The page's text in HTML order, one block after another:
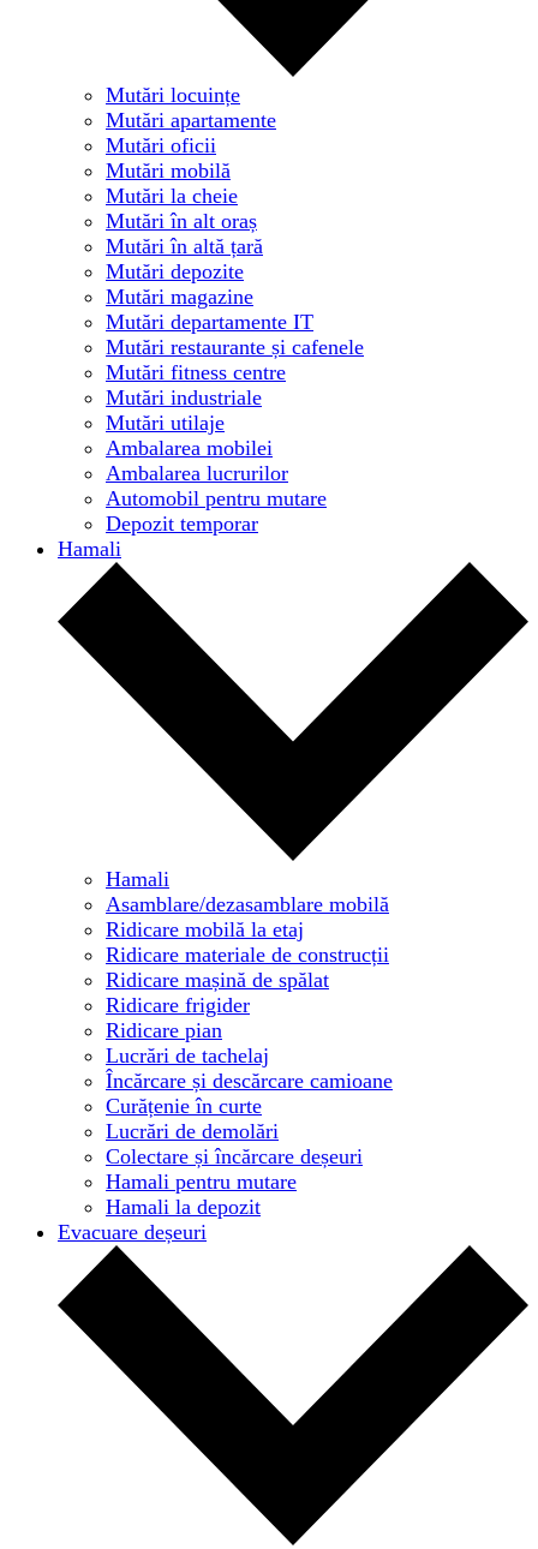
Mutări locuințe
Mutări apartamente
Mutări oficii
Mutări mobilă
Mutări la cheie
Mutări în alt oraș
Mutări în altă țară
Mutări depozite
Mutări magazine
Mutări departamente IT
Mutări restaurante și cafenele
Mutări fitness centre
Mutări industriale
Mutări utilaje
Ambalarea mobilei
Ambalarea lucrurilor
Automobil pentru mutare
Depozit temporar
Hamali
Hamali
Asamblare/dezasamblare mobilă
Ridicare mobilă la etaj
Ridicare materiale de construcții
Ridicare mașină de spălat
Ridicare frigider
Ridicare pian
Lucrări de tachelaj
Încărcare și descărcare camioane
Curățenie în curte
Lucrări de demolări
Colectare și încărcare deșeuri
Hamali pentru mutare
Hamali la depozit
Evacuare deșeuri